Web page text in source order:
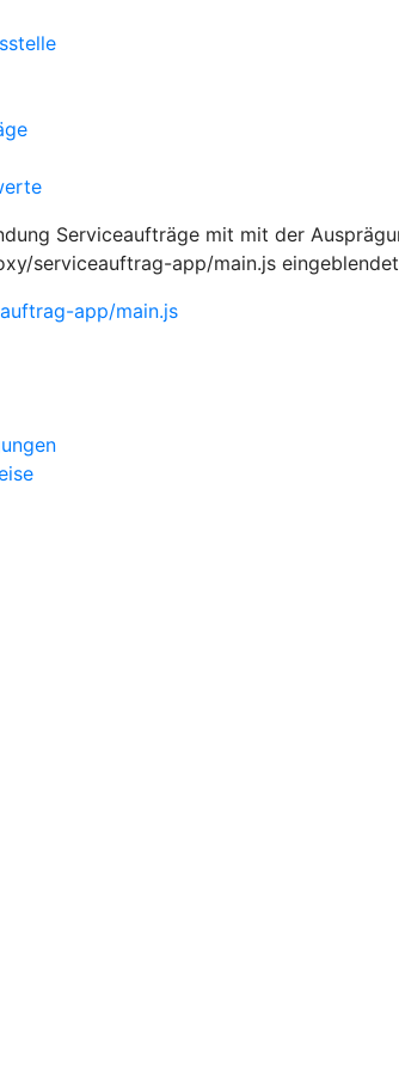
Serviceaufträge mit mit der
serviceauftrag-app/main.js
app/main.js